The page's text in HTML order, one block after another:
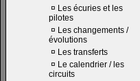
¤ Les écuries et les
pilotes
¤ Les changements /
évolutions
¤ Les transferts
¤ Le calendrier / les
circuits